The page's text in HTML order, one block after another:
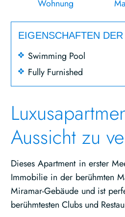
Wohnung
EIGENSCHAFTEN
Swimming Pool
Fully Furnished
Aussicht zu
Dieses Apartment in erster
Immobilie in der berühmten
Miramar-Gebäude und ist
berühmtesten Clubs und